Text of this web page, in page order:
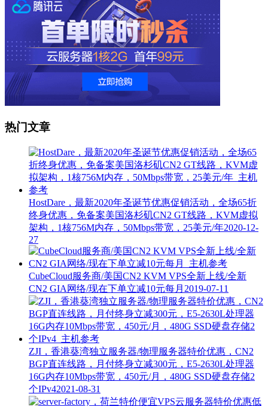
热门文章
HostDare，最新2020年圣诞节优惠促销活动，全场65折
终身优惠，免备案美国洛杉矶CN2 GT线路，KVM虚拟
架构，1核756M内存，50Mbps带宽，25美元/年2020-12-
27
CubeCloud服务商/美国CN2 KVM VPS全新上线/全新
CN2 GIA网络/现在下单立减10元每月 2019-07-11
ZJI，香港葵湾独立服务器/物理服务器特价优惠，CN2
BGP直连线路，月付终身立减300元，E5-2630L处理器
16G内存10Mbps带宽，450元/月，480G SSD硬盘存储2
个IPv42021-08-31